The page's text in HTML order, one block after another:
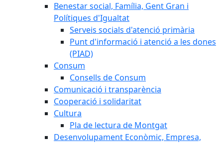
Benestar social, Família, Gent Gran i
Polítiques d'Igualtat
Serveis socials d'atenció primària
Punt d'informació i atenció a les dones
(PIAD)
Consum
Consells de Consum
Comunicació i transparència
Cooperació i solidaritat
Cultura
Pla de lectura de Montgat
Desenvolupament Econòmic, Empresa,